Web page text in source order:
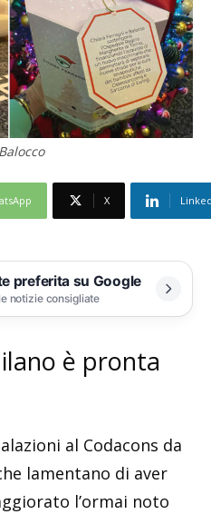
X
preferita su Google
notizie consigliate
è pronta
al Codacons da
lamentano di aver
l’ormai noto